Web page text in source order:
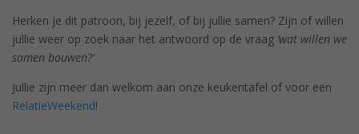
Herken je dit patroon, bij jezelf, of bij jullie samen? Zijn of willen
jullie weer op zoek naar het antwoord op de vraag ‘wat willen we
samen bouwen?’
Jullie zijn meer dan welkom aan onze keukentafel of voor een
RelatieWeekend!